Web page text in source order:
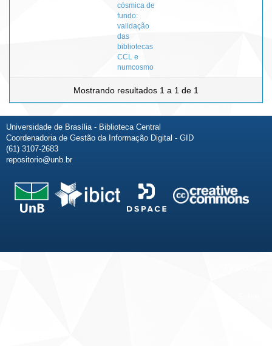
cósmica de
fundo:
validação
das
bibliotecas
CCL e
numcosmo
Mostrando resultados 1 a 1 de 1
Universidade de Brasília - Biblioteca Central
Coordenadoria de Gestão da Informação Digital - GID
(61) 3107-2683
repositorio@unb.br